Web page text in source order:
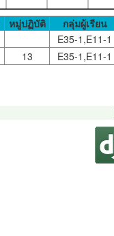
หมู่ปฏิบัติ กลุ่มผู้เรียน
E35-1,E11-1
13 E35-1,E11-1